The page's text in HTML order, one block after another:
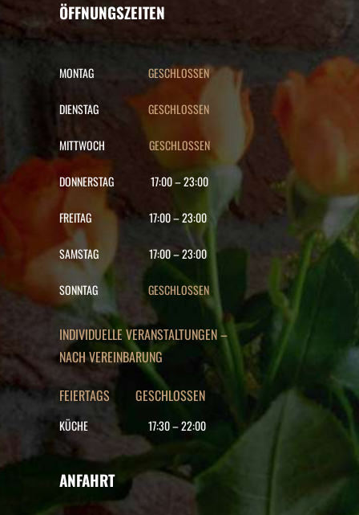
ÖFFNUNGSZEITEN
MONTAG GESCHLOSSEN
DIENSTAG GESCHLOSSEN
MITTWOCH GESCHLOSSEN
DONNERSTAG 17:00–23:00
FREITAG 17:00–23:00
SAMSTAG 17:00–23:00
SONNTAG GESCHLOSSEN
INDIVIDUELLE VERANSTALTUNGEN –
NACH VEREINBARUNG
FEIERTAGS GESCHLOSSEN
KÜCHE 17:30–22:00
ANFAHRT